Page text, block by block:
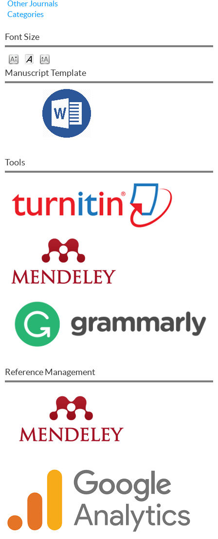
Other Journals
Categories
Font Size
Manuscript Template
Tools
Reference Management